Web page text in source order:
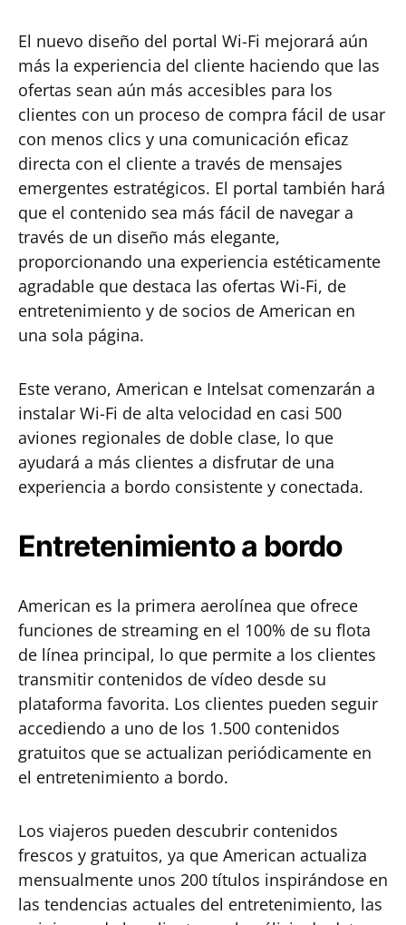
El nuevo diseño del portal Wi-Fi mejorará aún
más la experiencia del cliente haciendo que las
ofertas sean aún más accesibles para los
clientes con un proceso de compra fácil de usar
con menos clics y una comunicación eficaz
directa con el cliente a través de mensajes
emergentes estratégicos. El portal también hará
que el contenido sea más fácil de navegar a
través de un diseño más elegante,
proporcionando una experiencia estéticamente
agradable que destaca las ofertas Wi-Fi, de
entretenimiento y de socios de American en
una sola página.
Este verano, American e Intelsat comenzarán a
instalar Wi-Fi de alta velocidad en casi 500
aviones regionales de doble clase, lo que
ayudará a más clientes a disfrutar de una
experiencia a bordo consistente y conectada.
Entretenimiento a bordo
American es la primera aerolínea que ofrece
funciones de streaming en el 100% de su flota
de línea principal, lo que permite a los clientes
transmitir contenidos de vídeo desde su
plataforma favorita. Los clientes pueden seguir
accediendo a uno de los 1.500 contenidos
gratuitos que se actualizan periódicamente en
el entretenimiento a bordo.
Los viajeros pueden descubrir contenidos
frescos y gratuitos, ya que American actualiza
mensualmente unos 200 títulos inspirándose en
las tendencias actuales del entretenimiento, las